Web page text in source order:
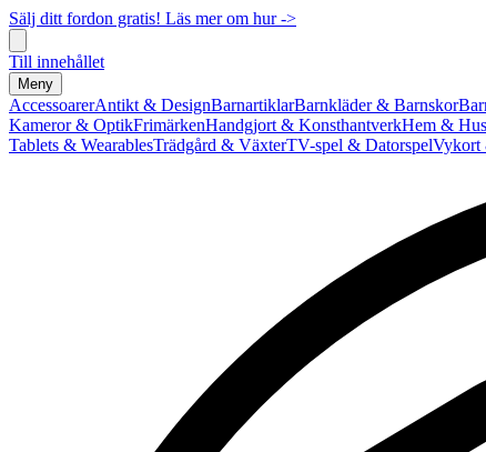
Sälj ditt fordon gratis! Läs mer om hur ->
Till innehållet
Meny
AccessoarerAntikt & DesignBarnartiklarBarnkläder & Barnskor
Kameror & OptikFrimärkenHandgjort & KonsthantverkHem &
Tablets & WearablesTrädgård & VäxterTV-spel & DatorspelVykort